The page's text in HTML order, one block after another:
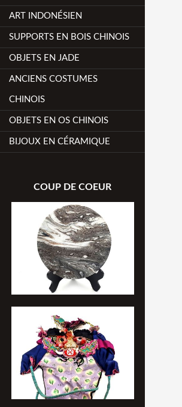
ART INDONÉSIEN
SUPPORTS EN BOIS CHINOIS
OBJETS EN JADE
ANCIENS COSTUMES
CHINOIS
OBJETS EN OS CHINOIS
BIJOUX EN CÉRAMIQUE
COUP DE COEUR